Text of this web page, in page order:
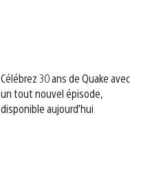
Célébrez 30 ans de Quake avec
un tout nouvel épisode,
disponible aujourd’hui